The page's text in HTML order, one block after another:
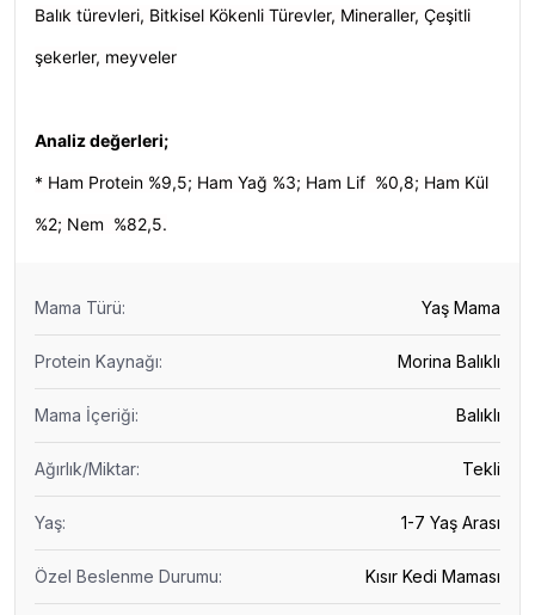
Balık türevleri, Bitkisel Kökenli Türevler, Mineraller, Çeşitli
şekerler, meyveler
Analiz değerleri;
* Ham Protein %9,5; Ham Yağ %3; Ham Lif %0,8; Ham Kül
%2; Nem %82,5.
Mama Türü: Yaş Mama
Protein Kaynağı: Morina Balıklı
Mama İçeriği: Balıklı
Ağırlık/Miktar: Tekli
Yaş: 1-7 Yaş Arası
Özel Beslenme Durumu: Kısır Kedi Maması